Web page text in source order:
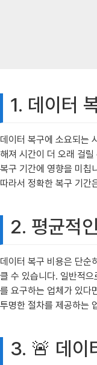
1. 데이터
데이터 복구에 소요되는
해져 시간이 더 오래 걸
복구 기간에 영향을 미칩
따라서 정확한 복구 기간
2. 평균적
데이터 복구 비용은 단순
클 수 있습니다. 일반적
를 요구하는 업체가 있다
투명한 절차를 제공하는
3. 🚨 데이